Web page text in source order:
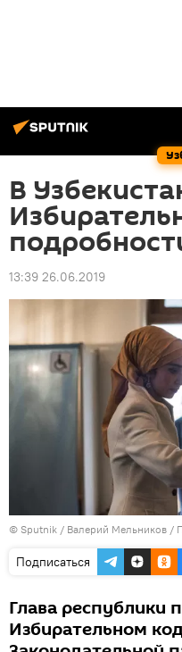
В
13:39 26.06.2019
© Sputnik / Валерий Мельников /
Подписаться
Глава республики
Избирательном